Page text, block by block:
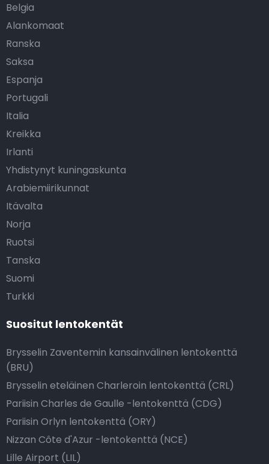
Belgia
Alankomaat
Ranska
Saksa
Espanja
Portugali
Italia
Kreikka
Irlanti
Yhdistynyt kuningaskunta
Arabiemiirikunnat
Itävalta
Norja
Ruotsi
Tanska
Suomi
Turkki
Suositut lentokentät
Brysselin Zaventemin kansainvälinen lentokenttä
(BRU)
Brysselin eteläinen Charleroin lentokenttä (CRL)
Pariisin Charles de Gaulle -lentokenttä (CDG)
Pariisin Orlyn lentokenttä (ORY)
Nizzan Côte d'Azur -lentokenttä (NCE)
Lille Airport (LIL)